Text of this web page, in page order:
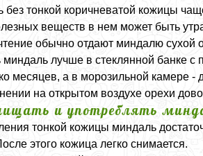
без тонкой коричневатой кожицы
веществ в нем может быть
обычно отдают миндалю сухой
миндаль лучше в стеклянной банке с
месяцев, а в морозильной камере -
на открытом воздухе орехи
и употреблять
тонкой кожицы миндаль
этого кожица легко снимается.